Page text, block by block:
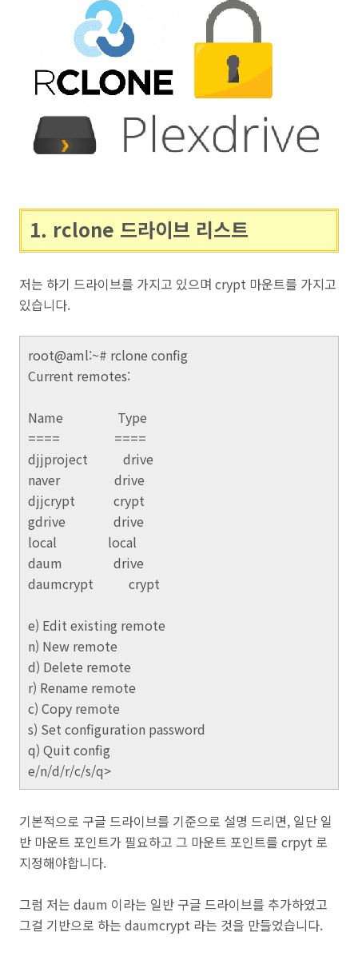
1. rclone 드라이브 리스트
저는 하기 드라이브를 가지고 있으며 crypt 마운트를 가지고
있습니다.
root@aml:~# rclone config
Current remotes:
Name Type
==== ====
djjproject drive
naver drive
djjcrypt crypt
gdrive drive
local local
daum drive
daumcrypt crypt
e) Edit existing remote
n) New remote
d) Delete remote
r) Rename remote
c) Copy remote
s) Set configuration password
q) Quit config
e/n/d/r/c/s/q>
기본적으로 구글 드라이브를 기준으로 설명 드리면, 일단 일
반 마운트 포인트가 필요하고 그 마운트 포인트를 crpyt 로
지정해야합니다.
그럼 저는 daum 이라는 일반 구글 드라이브를 추가하였고
그걸 기반으로 하는 daumcrypt 라는 것을 만들었습니다.